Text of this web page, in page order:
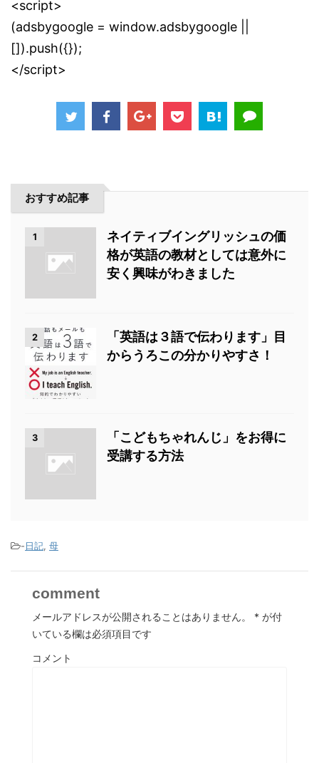
<script>
(adsbygoogle = window.adsbygoogle ||
[]).push({});
</script>
おすすめ記事
1
ネイティブイングリッシュの価
格が英語の教材としては意外に
安く興味がわきました
2
「英語は３語で伝わります」目
からうろこの分かりやすさ！
3
「こどもちゃれんじ」をお得に
受講する方法
-日記, 母
comment
メールアドレスが公開されることはありません。 * が付
いている欄は必須項目です
コメント